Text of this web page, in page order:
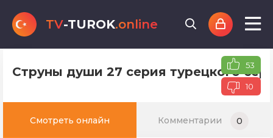
TV-TUROK.online
Струны души 27 серия турецкого 53
10
Смотреть онлайн Комментарии 0